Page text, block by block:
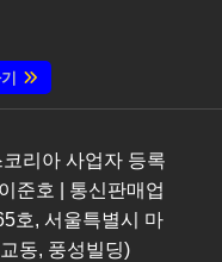
리아 사업자 등록
준호 | 통신판매업
호, 서울특별시 마
동, 풍성빌딩)